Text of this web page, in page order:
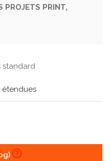
Se Préparer
PROJETS PRINT,
standard
étendues